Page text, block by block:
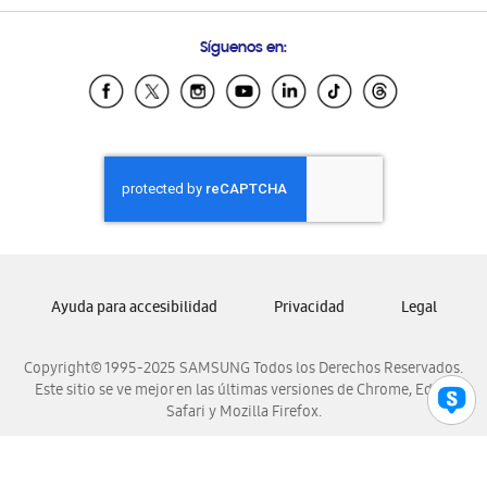
Samsung Ecuador
Samsung El Salvador
Samsung Honduras
Samsung Nicaragua
Samsung Panamá
Samsung Venezuela
Síguenos en:
Copyright© 1995-2025 SAMSUNG Todos los Derechos Reservados.
Este sitio se ve mejor en las últimas versiones de Chrome, Edge,
Safari y Mozilla Firefox.
Ayuda para accesibilidad Privacidad Legal